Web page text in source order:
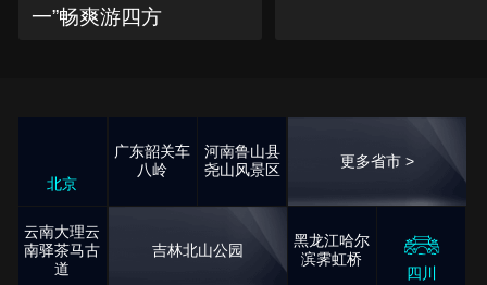
一”畅爽游四方
北京
四川
吉林北山公园
更多省市 >
广东韶关车
八岭
河南鲁山县
尧山风景区
云南大理云
南驿茶马古
道
黑龙江哈尔
滨霁虹桥